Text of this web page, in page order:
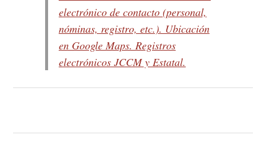
electrónico de contacto (personal,
nóminas, registro, etc.). Ubicación
en Google Maps. Registros
electrónicos JCCM y Estatal.